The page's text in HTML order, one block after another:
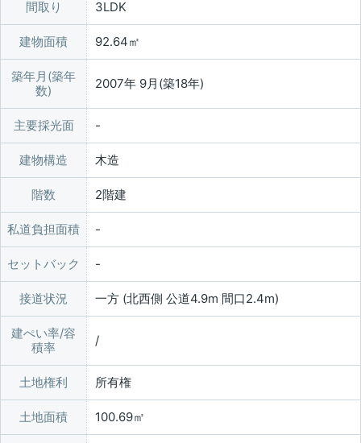
間取り 3LDK
建物面積 92.64㎡
築年月(築年
数)
2007年 9月(築18年)
主要採光面
建物構造 木造
階数 2階建
私道負担面積
セットバック
接道状況 一方 (北西側 公道4.9m 間口2.4m)
建ぺい率/容
積率
/
土地権利 所有権
土地面積 100.69㎡